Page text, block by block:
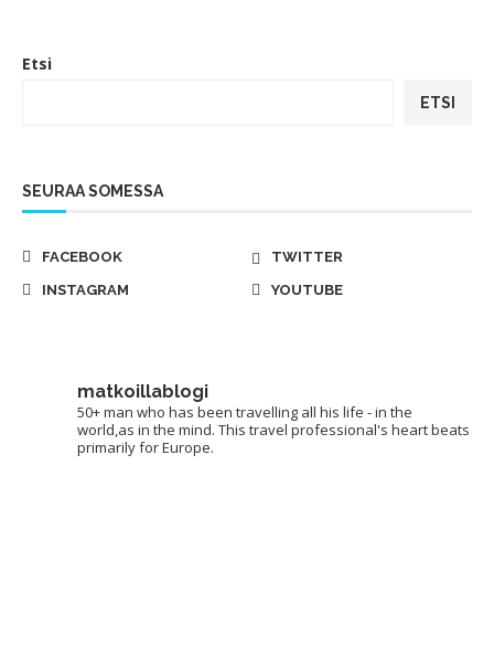
Etsi
ETSI
SEURAA SOMESSA
FACEBOOK
TWITTER
INSTAGRAM
YOUTUBE
matkoillablogi
50+ man who has been travelling all his life - in the
world,as in the mind. This travel professional's heart beats
primarily for Europe.